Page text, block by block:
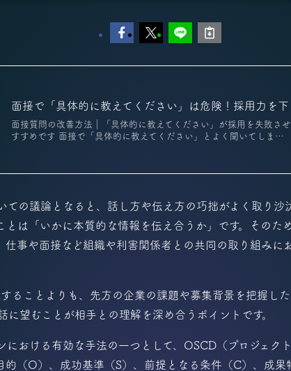
面接で「具体的に教えてください」は危険！採用力を
面接質問の改善方法｜「具体的に教えてください」が採用を失敗さ
すすめです 面接で「具体的に教えてください」とよく聞いてしま…
ての議論となると、話し方や伝え方の巧拙がよく取り沙
とは「いかに本質的な情報を伝え合うか」です。そのた
仕事や面接など組織や利害関係者との共同の取り組みに
ることよりも、先方の企業の課題や募集背景を把握し
に望むことが相手との理解を深め合うポイントです。
における有効な手法の一つとして、OSCD（プロジェク
的（O）、成功基準（S）、前提となる条件（C）、成